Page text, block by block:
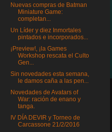
Nuevas compras de Batman
Miniature Game:
completan...
Un Líder y diez Inmortales
pintados e incorporados...
¡Preview!, ¡la Games
Workshop rescata el Culto
Gen...
Sin novedades esta semana,
le damos caña a las pen...
Novedades de Avatars of
War: ración de enano y
tanga.
IV DÍA DEVIR y Torneo de
Carcassone 21/2/2016